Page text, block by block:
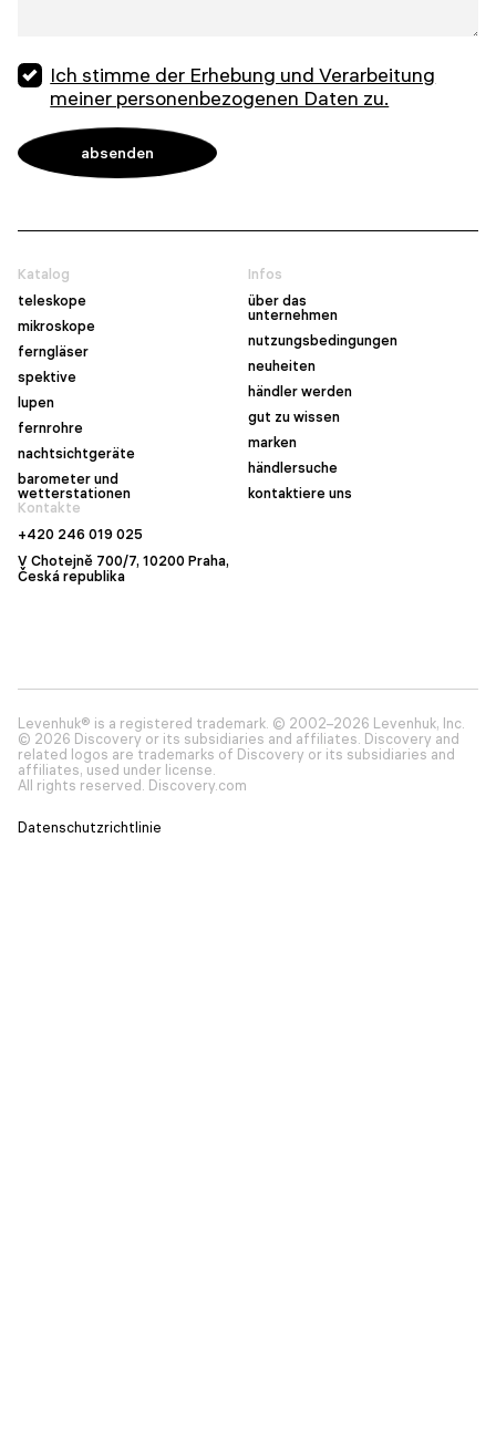
Ich stimme der Erhebung und Verarbeitung
meiner personenbezogenen Daten zu.
Katalog
teleskope
mikroskope
ferngläser
spektive
lupen
fernrohre
nachtsichtgeräte
barometer und
wetterstationen
Infos
über das
unternehmen
nutzungsbedingungen
neuheiten
händler werden
gut zu wissen
marken
händlersuche
kontaktiere uns
Kontakte
+420 246 019 025
V Chotejně 700/7, 10200 Praha,
Česká republika
Levenhuk® is a registered trademark. © 2002–2026 Levenhuk, Inc.
© 2026 Discovery or its subsidiaries and affiliates. Discovery and
related logos are trademarks of Discovery or its subsidiaries and
affiliates, used under license.
All rights reserved. Discovery.com
Datenschutzrichtlinie